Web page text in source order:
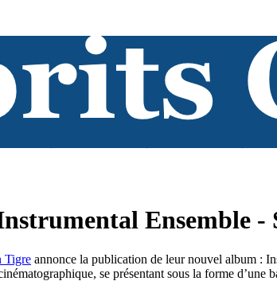
Ensemble
Tigre annonce la publication de leur nouvel album :
se présentant sous la forme d’une